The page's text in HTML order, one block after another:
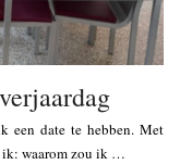
een date te hebben. Met
ik: waarom zou ik …